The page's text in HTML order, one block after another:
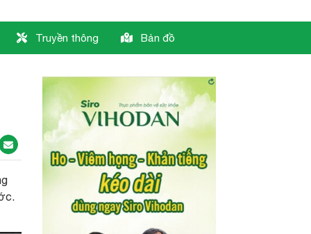
Truyền thông Bản đồ